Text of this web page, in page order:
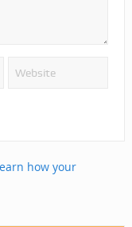
how your